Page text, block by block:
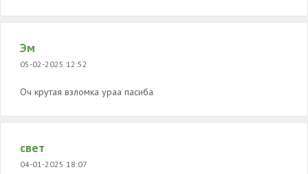
Эм
05-02-2025 12:52
Оч крутая взломка ураа пасиба
свет
04-01-2025 18:07